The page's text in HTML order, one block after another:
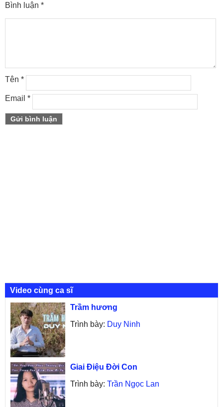
Bình luận *
Tên *
Email *
Video cùng ca sĩ
Trầm hương
Trình bày: Duy Ninh
Giai Điệu Đời Con
Trình bày: Trần Ngọc Lan